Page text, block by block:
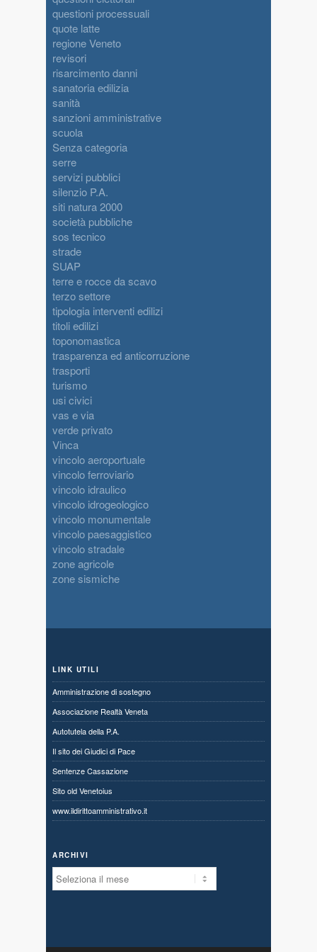
questioni processuali
quote latte
regione Veneto
revisori
risarcimento danni
sanatoria edilizia
sanità
sanzioni amministrative
scuola
Senza categoria
serre
servizi pubblici
silenzio P.A.
siti natura 2000
società pubbliche
sos tecnico
strade
SUAP
terre e rocce da scavo
terzo settore
tipologia interventi edilizi
titoli edilizi
toponomastica
trasparenza ed anticorruzione
trasporti
turismo
usi civici
vas e via
verde privato
Vinca
vincolo aeroportuale
vincolo ferroviario
vincolo idraulico
vincolo idrogeologico
vincolo monumentale
vincolo paesaggistico
vincolo stradale
zone agricole
zone sismiche
LINK UTILI
Amministrazione di sostegno
Associazione Realtà Veneta
Autotutela della P.A.
Il sito dei Giudici di Pace
Sentenze Cassazione
Sito old Venetoius
www.ildirittoamministrativo.it
ARCHIVI
Archivi